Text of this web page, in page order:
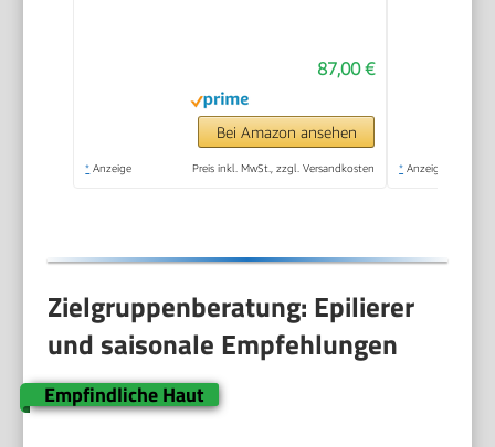
LED-Licht, 30 Min.
Betrieb, kabellos,
Haarentferner.
87,00 €
Bei Amazon ansehen
* Anzeige Preis inkl. MwSt., zzgl. Versandkosten * Anzeige
Zielgruppenberatung: Epilierer
und saisonale Empfehlungen
Empfindliche Haut